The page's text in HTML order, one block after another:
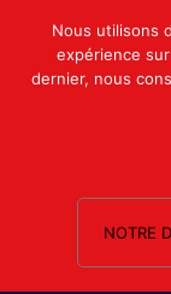
Nous utilisons
expérience
dernier, nous
NOTRE